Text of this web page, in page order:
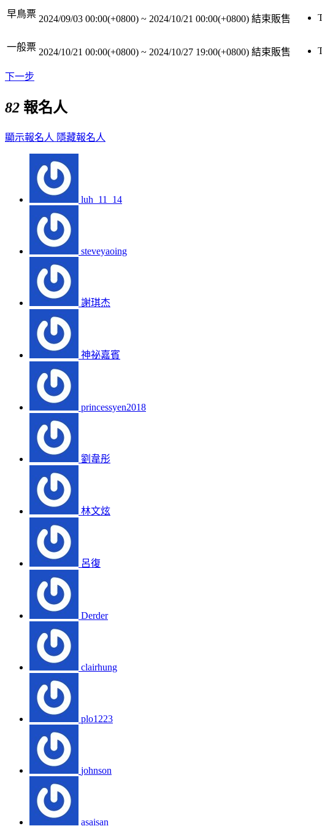
早鳥票 2024/09/03 00:00(+0800) ~ 2024/10/21 00:00(+0800) 結束販售
一般票 2024/10/21 00:00(+0800) ~ 2024/10/27 19:00(+0800) 結束販售
下一步
82 報名人
顯示報名人 隱藏報名人
luh_11_14
steveyaoing
謝琪杰
神祕嘉賓
princessyen2018
劉韋彤
林文炫
呂復
Derder
clairhung
plo1223
johnson
asaisan